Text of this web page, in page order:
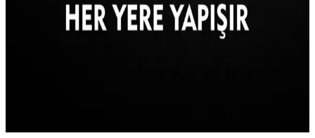
katarak dekorasyonda önemli bir yer tutar. Farklı malzeme ve
tasarımlarla her tarzda uyum sağlarlar.